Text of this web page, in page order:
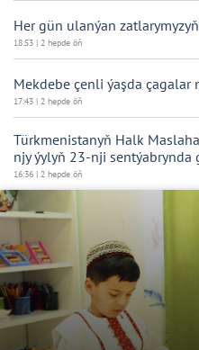
Her gün ulanýan
18:53 | 2 hepde öň
Mekdebe çenli ýaşda
17:43 | 2 hepde öň
Türkmenistanyň Halk
njy ýylyň 23-nji sentýabrynda
16:36 | 2 hepde öň